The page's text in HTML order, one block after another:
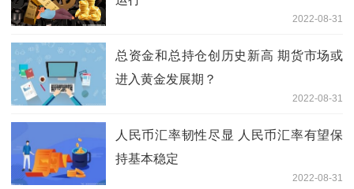
2022-08-31
总资金和总持仓创历史新高 期货市场或
进入黄金发展期？
2022-08-31
人民币汇率韧性尽显 人民币汇率有望保
持基本稳定
2022-08-31